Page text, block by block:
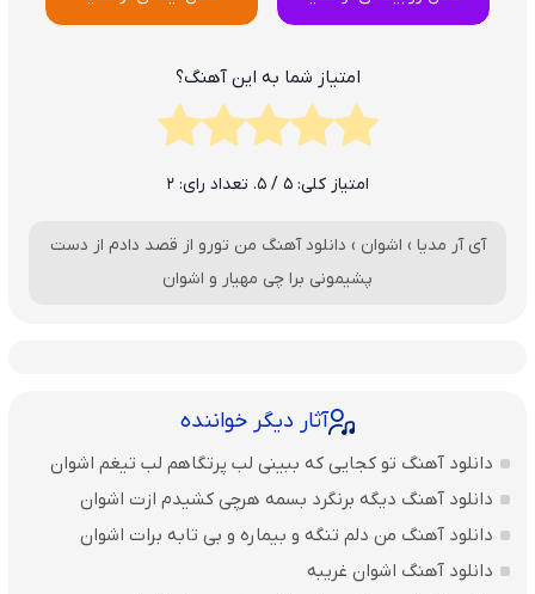
امتیاز شما به این آهنگ؟
امتیاز کلی: 5 / 5. تعداد رای: 2
آی آر مدیا › اشوان › دانلود آهنگ من تورو از قصد دادم از دست
پشیمونی برا چی مهیار و اشوان
آثار دیگر خواننده
دانلود آهنگ تو کجایی که ببینی لب پرتگاهم لب تیغم اشوان
دانلود آهنگ دیگه برنگرد بسمه هرچی کشیدم ازت اشوان
دانلود آهنگ من دلم تنگه و بیماره و بی تابه برات اشوان
دانلود آهنگ اشوان غریبه